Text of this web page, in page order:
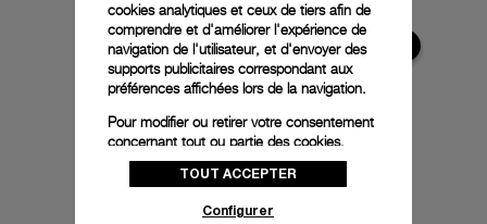
cookies analytiques et ceux de tiers afin de
comprendre et d'améliorer l'expérience de
navigation de l'utilisateur, et d'envoyer des
supports publicitaires correspondant aux
préférences affichées lors de la navigation.
Pour modifier ou retirer votre consentement
concernant tout ou partie des cookies,
cliquez sur « Configurer » ou consultez notre
politique des cookiespour obtenir plus
TOUT ACCEPTER
Configurer